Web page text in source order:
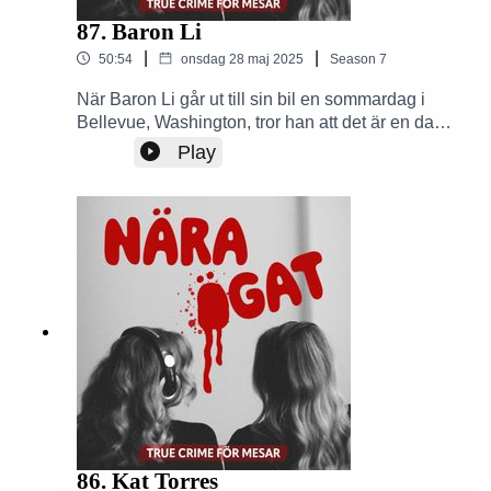
87. Baron Li
50:54 onsdag 28 maj 2025 Season 7
När Baron Li går ut till sin bil en sommardag i
Bellevue, Washington, tror han att det är en dag
som alla andra. Men i nästa ögonblick förändras
allt. I centrum står en vårdnadstvist, en hemlig
upp en berättelse om svek, kontroll och ett iskallt
beslut.Se bilder från dagens fall på våra sociala
medier:Nära Ögat Podd InstagramNära Ögat
Podd FacebookDu hittar Nära Ögat - en true
crime podd för mesar på de vanligaste
plattormarna för poddar ex Spotify, Podplay,
Apple Podcaster etc.Skapad av Alexandra
Kentsdottir och Amelia Ingman.
Play
86. Kat Torres